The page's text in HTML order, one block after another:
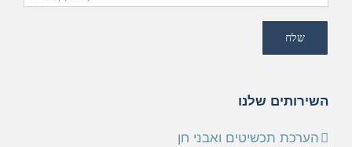
השירותים שלנו
הערכת תכשיטים ואבני חן